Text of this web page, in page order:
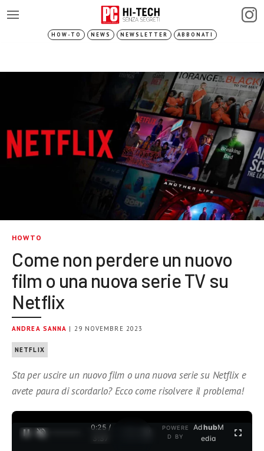
HOW-TO NEWS NEWSLETTER ABBONATI
HOWTO
Come non perdere un nuovo
film o una nuova serie TV su
Netflix
ANDREA SANNA | 29 NOVEMBRE 2023
NETFLIX
Sta per uscire un nuovo film o una nuova serie su Netflix e
avete paura di scordarlo? Ecco come risolvere il problema!
0:25 /
3:37
POWERE
D BY
AdhubM
edia